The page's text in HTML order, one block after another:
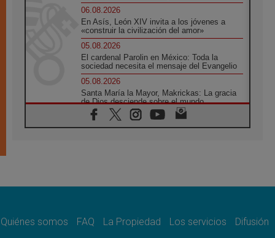
06.08.2026
En Asís, León XIV invita a los jóvenes a
«construir la civilización del amor»
05.08.2026
El cardenal Parolin en México: Toda la
sociedad necesita el mensaje del Evangelio
05.08.2026
Santa María la Mayor, Makrickas: La gracia
de Dios desciende sobre el mundo
05.08.2026
Cristianos y confucianos: Respeto y
dolor, una Iglesia que no se rinde"
Quiénes somos FAQ La Propiedad Los servicios
Difusión